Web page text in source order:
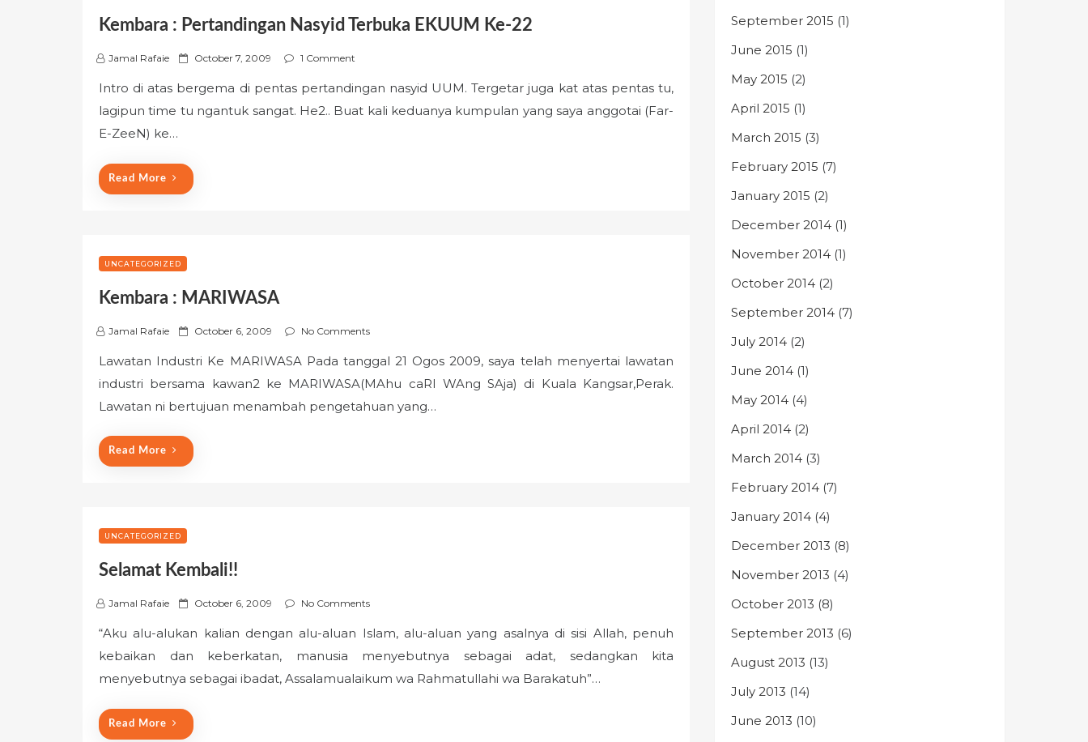
Kembara : Pertandingan Nasyid Terbuka EKUUM Ke-22
Jamal Rafaie
P
s
t
o
n
October 7, 2009 1 Comment
Intro di atas bergema di pentas pertandingan nasyid UUM. Tergetar juga kat atas pentas tu,
lagipun time tu ngantuk sangat. He2.. Buat kali keduanya kumpulan yang saya anggotai (Far-
E-ZeeN) ke…
Read More
UNCATEGORIZED
Kembara : MARIWASA
Jamal Rafaie
P
s
t
e
o
n
October 6, 2009 No Comments
Lawatan Industri Ke MARIWASA Pada tanggal 21 Ogos 2009, saya telah menyertai lawatan
industri bersama kawan2 ke MARIWASA(MAhu caRI WAng SAja) di Kuala Kangsar,Perak.
Lawatan ni bertujuan menambah pengetahuan yang…
Read More
UNCATEGORIZED
Selamat Kembali!!
Jamal Rafaie
P
s
t
e
o
n
October 6, 2009 No Comments
“Aku alu-alukan kalian dengan alu-aluan Islam, alu-aluan yang asalnya di sisi Allah, penuh
kebaikan dan keberkatan, manusia menyebutnya sebagai adat, sedangkan kita
menyebutnya sebagai ibadat, Assalamualaikum wa Rahmatullahi wa Barakatuh”…
Read More
September 2015 (1)
June 2015 (1)
May 2015 (2)
April 2015 (1)
March 2015 (3)
February 2015 (7)
January 2015 (2)
December 2014 (1)
November 2014 (1)
October 2014 (2)
September 2014 (7)
July 2014 (2)
June 2014 (1)
May 2014 (4)
April 2014 (2)
March 2014 (3)
February 2014 (7)
January 2014 (4)
December 2013 (8)
November 2013 (4)
October 2013 (8)
September 2013 (6)
August 2013 (13)
July 2013 (14)
June 2013 (10)